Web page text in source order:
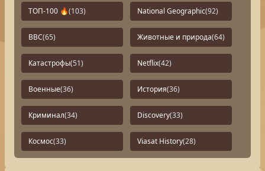
ТОП-100 🔥(103) National Geographic(92)
BBC(65) Животные и природа(64)
Катастрофы(51) Netflix(42)
Военные(36) История(36)
Криминал(34) Discovery(33)
Космос(33) Viasat History(28)